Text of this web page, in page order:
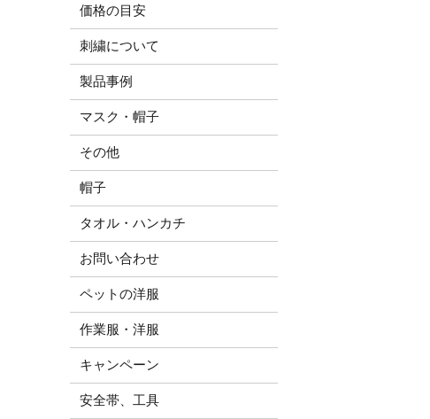
価格の目安
刺繍について
製品事例
マスク・帽子
その他
帽子
タオル・ハンカチ
お問い合わせ
ペットの洋服
作業服・洋服
キャンペーン
安全帯、工具